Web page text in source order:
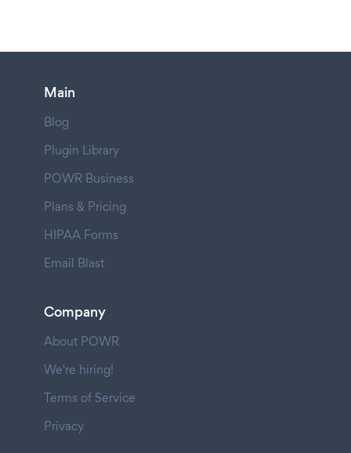
Main
Blog
Plugin Library
POWR Business
Plans & Pricing
HIPAA Forms
Email Blast
Company
About POWR
We're hiring!
Terms of Service
Privacy